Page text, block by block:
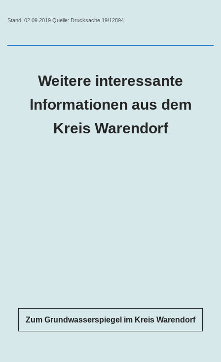
Stand: 02.09.2019 Quelle: Drucksache 19/12894
Weitere interessante
Informationen aus dem
Kreis Warendorf
Zum Grundwasserspiegel im Kreis Warendorf